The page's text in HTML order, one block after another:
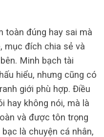
toàn đúng hay sai mà
mục đích chia sẻ và
Minh bạch tài
hiểu, nhưng cũng có
giới phù hợp. Điều
hay không nói, mà là
và được tôn trọng
là chuyện cá nhân,